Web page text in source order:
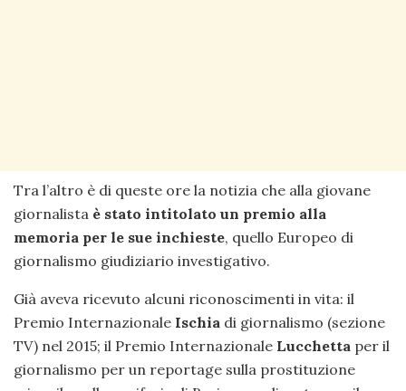
Tra l’altro è di queste ore la notizia che alla giovane
giornalista è stato intitolato un premio alla
memoria per le sue inchieste, quello Europeo di
giornalismo giudiziario investigativo.
Già aveva ricevuto alcuni riconoscimenti in vita: il
Premio Internazionale Ischia di giornalismo (sezione
TV) nel 2015; il Premio Internazionale Lucchetta per il
giornalismo per un reportage sulla prostituzione